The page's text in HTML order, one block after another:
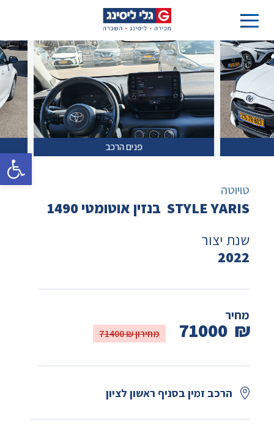
פתח
טויוטה
STYLE YARIS בנזין אוטומטי 1490
שנת יצור
2022
מחיר
₪ מחירון ₪ 71400
הרכב זמין בסניף ראשון לציון
פנים הרכב